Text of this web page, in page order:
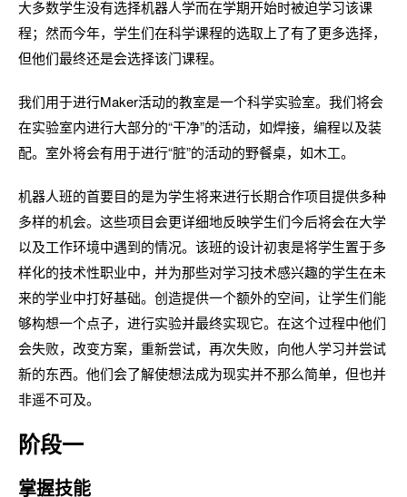
大多数学生没有选择机器人学而在学期开始时被迫学习该课
程；然而今年，学生们在科学课程的选取上了有了更多选择，
但他们最终还是会选择该门课程。
我们用于进行Maker活动的教室是一个科学实验室。我们将会
在实验室内进行大部分的“干净”的活动，如焊接，编程以及装
配。室外将会有用于进行“脏”的活动的野餐桌，如木工。
机器人班的首要目的是为学生将来进行长期合作项目提供多种
多样的机会。这些项目会更详细地反映学生们今后将会在大学
以及工作环境中遇到的情况。该班的设计初衷是将学生置于多
样化的技术性职业中，并为那些对学习技术感兴趣的学生在未
来的学业中打好基础。创造提供一个额外的空间，让学生们能
够构想一个点子，进行实验并最终实现它。在这个过程中他们
会失败，改变方案，重新尝试，再次失败，向他人学习并尝试
新的东西。他们会了解使想法成为现实并不那么简单，但也并
非遥不可及。
阶段一
掌握技能